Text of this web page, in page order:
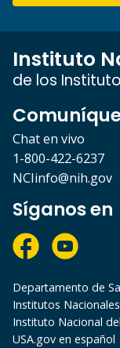
Instituto
de los
Chat en vivo
1-800-422-6237
NCIinfo@nih.gov
Síganos en
Departamento de
Institutos
Instituto Nacional
USA.gov en español